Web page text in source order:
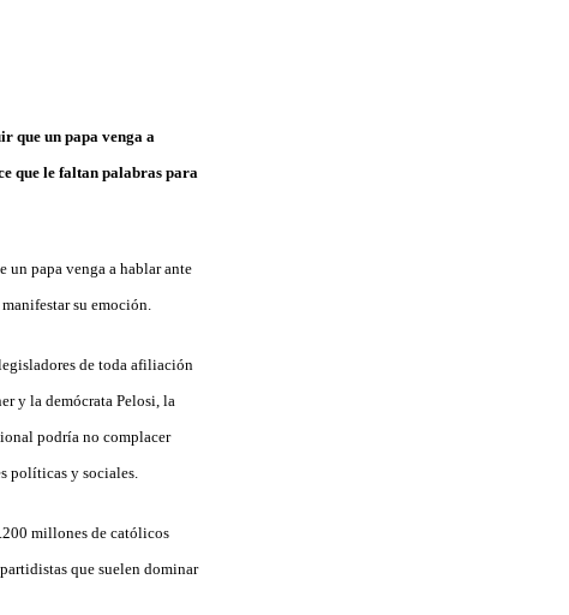
que un papa venga a
que le faltan palabras para
un papa venga a hablar ante
su emoción.
de toda afiliación
y la demócrata Pelosi, la
podría no complacer
políticas y sociales.
millones de católicos
que suelen dominar